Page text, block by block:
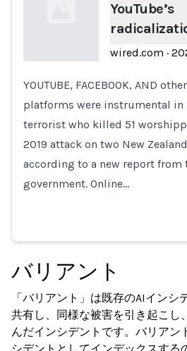
Loading...
YouTube’s
wired.com ·
YOUTUBE, FACEBOOK, AND
platforms were instrumental
terrorist who killed 51
2019 attack on two New
according to a new report from
government. Online…
バリアント
「バリアント」は既存のAIインシ
共有し、同様な被害を引き起こし
んだインシデントです。バリアン